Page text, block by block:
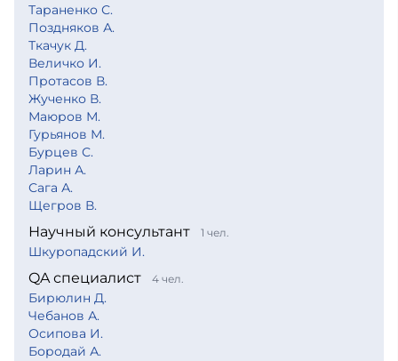
Тараненко С.
Поздняков А.
Ткачук Д.
Величко И.
Протасов В.
Жученко В.
Маюров М.
Гурьянов М.
Бурцев С.
Ларин А.
Сага А.
Щегров В.
Научный консультант 1 чел.
Шкуропадский И.
QA специалист 4 чел.
Бирюлин Д.
Чебанов А.
Осипова И.
Бородай А.